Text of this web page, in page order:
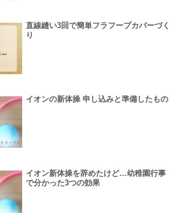
直線縫い3回で簡単フラフープカバーづく
り
イオンの新体操 申し込みと準備したもの
イオン新体操を辞めたけど…幼稚園行事
で分かった3つの効果